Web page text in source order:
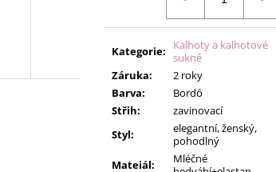
Kategorie:
Kalhoty a kalhotové
sukně
Záruka:
2 roky
Barva:
Bordó
Střih:
zavinovací
Styl:
elegantní, ženský,
pohodlný
Mateiál:
Mléčné